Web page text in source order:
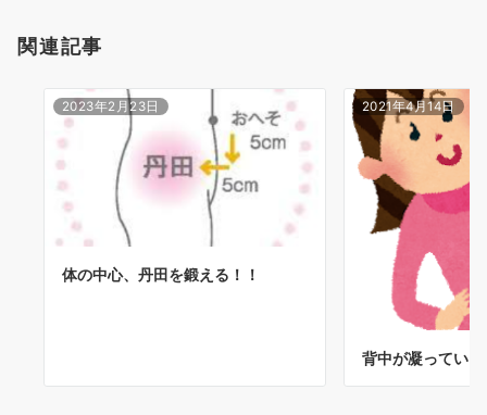
関連記事
2023年2月23日
体の中心、丹田を鍛える！！
2021年4月14日
背中が凝っている